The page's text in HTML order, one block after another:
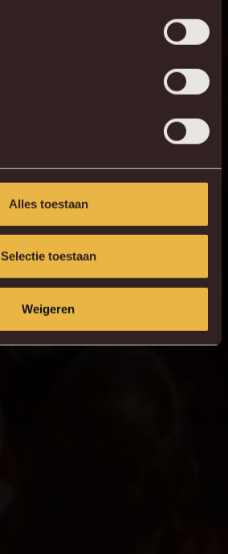
Alles toestaan
Selectie toestaan
Weigeren